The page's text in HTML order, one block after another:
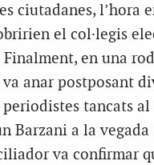
ciutadanes, l’hora
el col·legis
en una
va anar postposant
periodistes tancats
Barzani a la vegada
va confirmar